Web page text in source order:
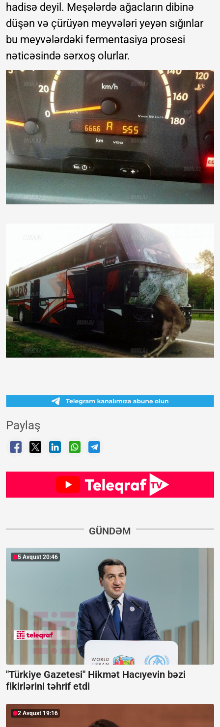
hadisə deyil. Meşələrdə ağacların dibinə
düşən və çürüyən meyvələri yeyən sığınlar
bu meyvələrdəki fermentasiya prosesi
nəticəsində sərxoş olurlar.
Paylaş
GÜNDƏM
5 Avqust 20:46
"Türkiye Gazetesi" Hikmət Hacıyevin bəzi
fikirlərini təhrif etdi
2 Avqust 19:16